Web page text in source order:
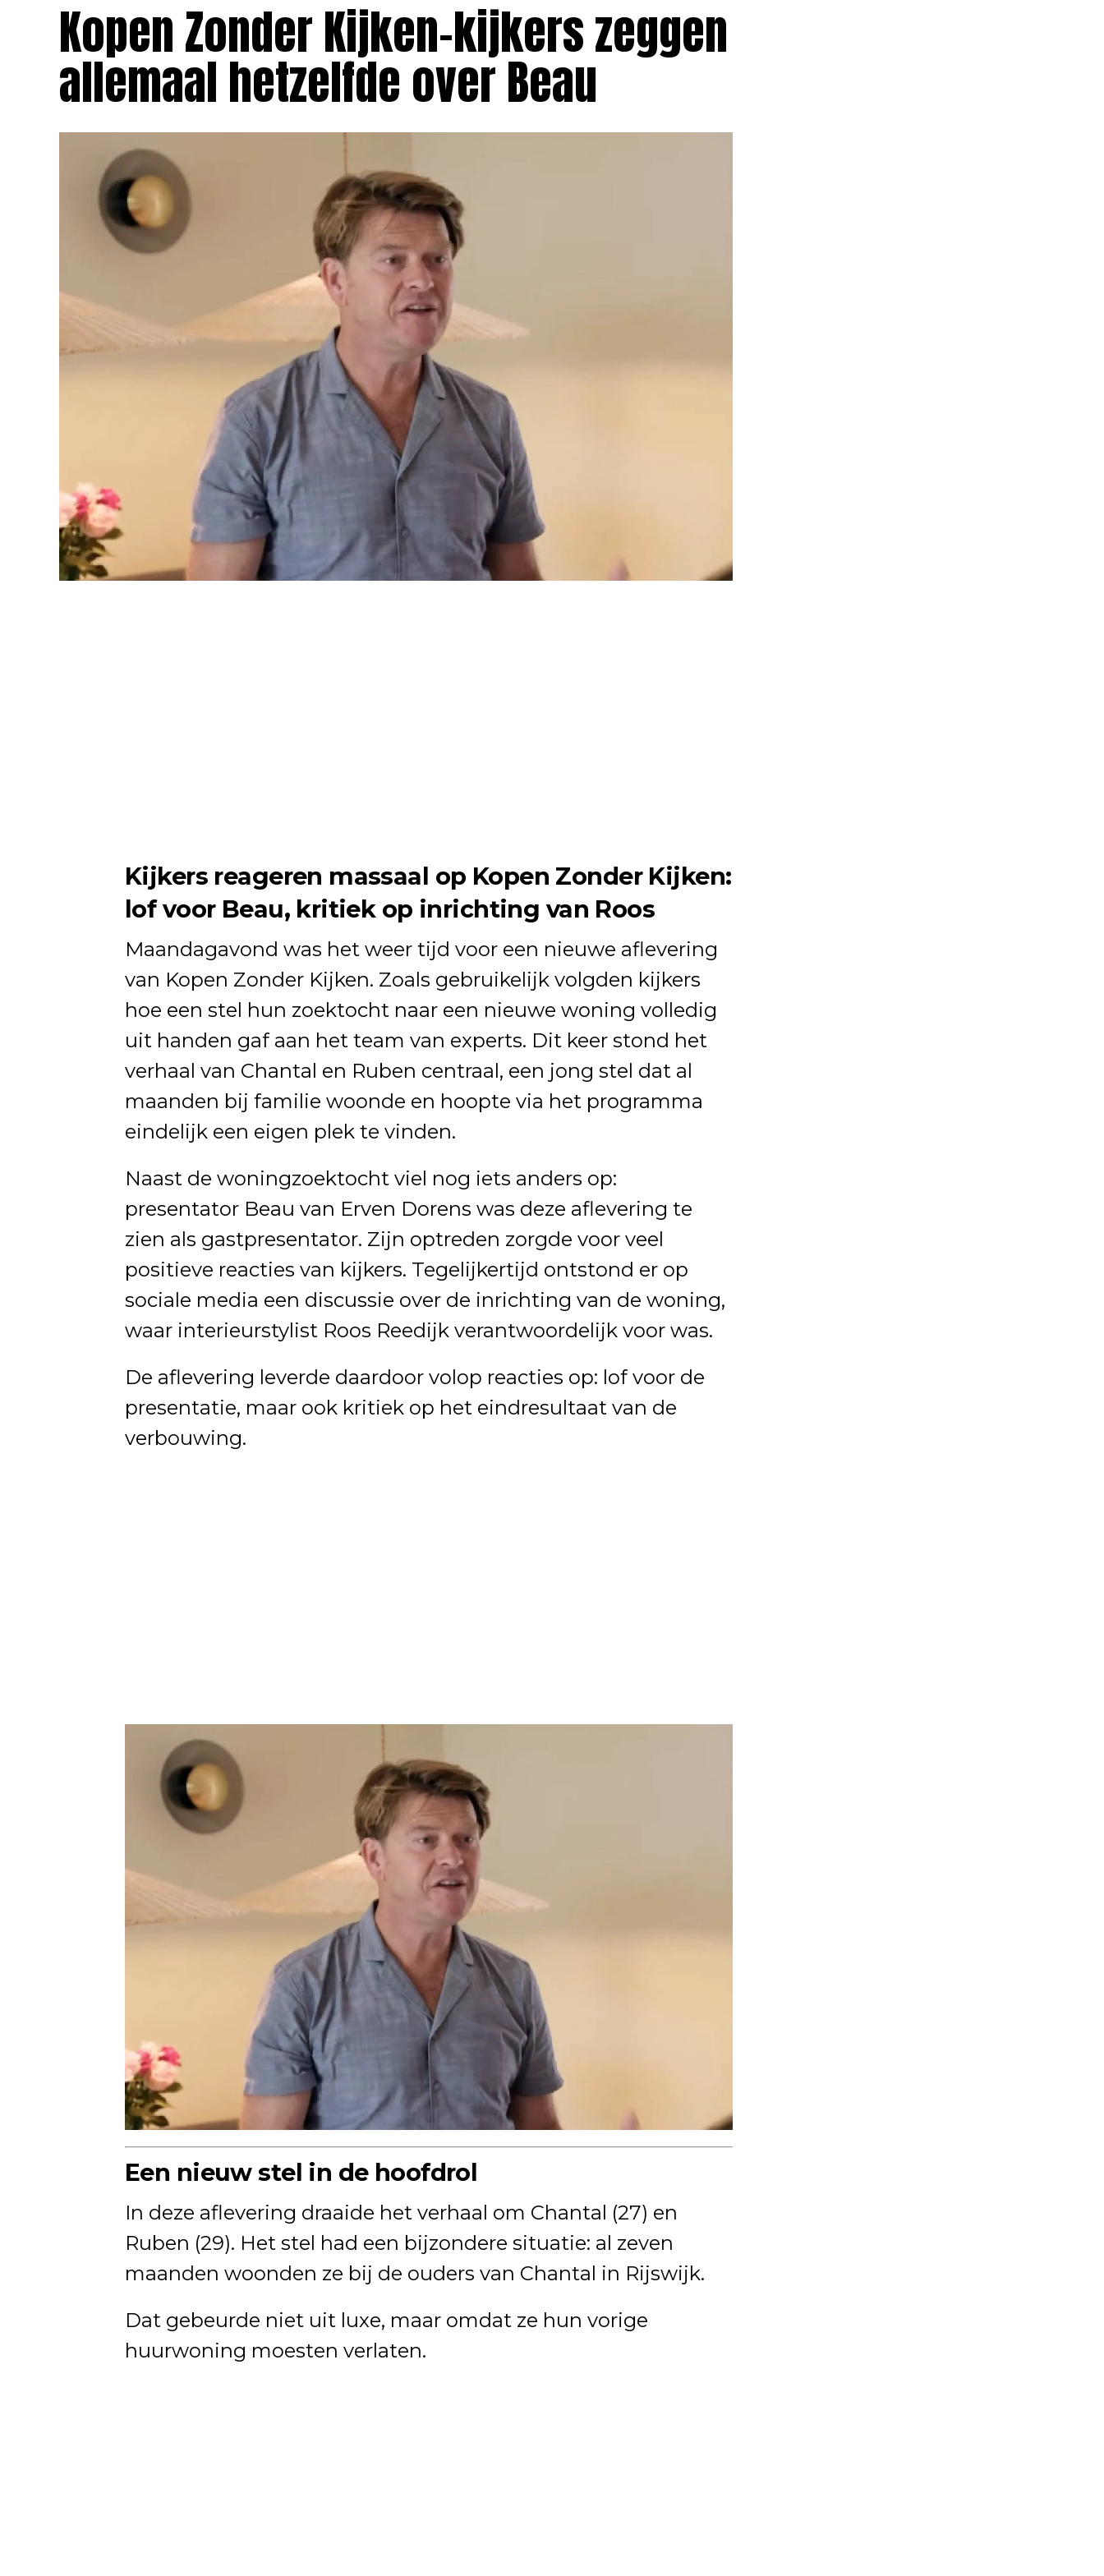
Kopen Zonder Kijken-kijkers zeggen
allemaal hetzelfde over Beau
Kijkers reageren massaal op Kopen Zonder Kijken:
lof voor Beau, kritiek op inrichting van Roos
Maandagavond was het weer tijd voor een nieuwe aflevering
van Kopen Zonder Kijken. Zoals gebruikelijk volgden kijkers
hoe een stel hun zoektocht naar een nieuwe woning volledig
uit handen gaf aan het team van experts. Dit keer stond het
verhaal van Chantal en Ruben centraal, een jong stel dat al
maanden bij familie woonde en hoopte via het programma
eindelijk een eigen plek te vinden.
Naast de woningzoektocht viel nog iets anders op:
presentator Beau van Erven Dorens was deze aflevering te
zien als gastpresentator. Zijn optreden zorgde voor veel
positieve reacties van kijkers. Tegelijkertijd ontstond er op
sociale media een discussie over de inrichting van de woning,
waar interieurstylist Roos Reedijk verantwoordelijk voor was.
De aflevering leverde daardoor volop reacties op: lof voor de
presentatie, maar ook kritiek op het eindresultaat van de
verbouwing.
Een nieuw stel in de hoofdrol
In deze aflevering draaide het verhaal om Chantal (27) en
Ruben (29). Het stel had een bijzondere situatie: al zeven
maanden woonden ze bij de ouders van Chantal in Rijswijk.
Dat gebeurde niet uit luxe, maar omdat ze hun vorige
huurwoning moesten verlaten.